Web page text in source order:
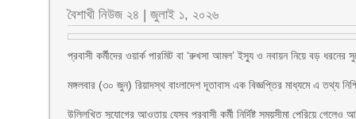
বৈশাখী নিউজ ২৪ | জুলাই ১, ২০২৬
প্রবাসী কর্মীদের ওয়ার্ক পারমিট বা ‘রুখসা আমল’ ইস্যু ও নবায়ন নিয়ে বড়
মঙ্গলবার (৩০ জুন) রিয়াদস্থ বাংলাদেশ দূতাবাস এক বিজ্ঞপ্তির মাধ্যমে এ তথ্য
উল্লিখিত সুযোগের আওতায় যেসব প্রবাসী কর্মী নির্দিষ্ট সময়সীমা পেরিয়ে